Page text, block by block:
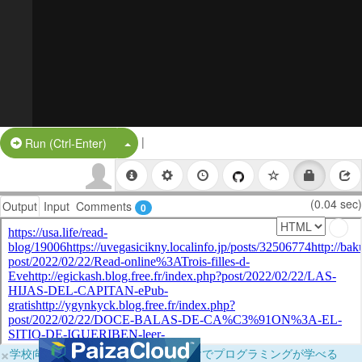
Run (Ctrl-Enter) Split Button!
|
Output Input Comments 0 (0.04 sec)
×学校向けに無料提供中！ブラウザだけでプログラミングが学べる